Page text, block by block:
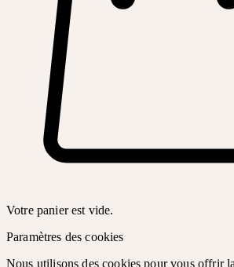
Votre panier est vide.
Paramètres des cookies
Nous utilisons des cookies pour vous offrir